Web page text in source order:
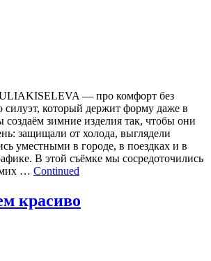
— про комфорт без
силуэт, который держит форму даже в
зимние изделия так, чтобы они
защищали от холода, выглядели
уместными в городе, в поездках и в
В этой съёмке мы сосредоточились
… Continued
красиво